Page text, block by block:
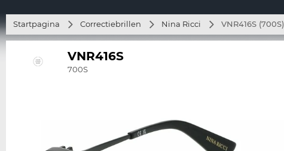
Startpagina Correctiebrillen Nina Ricci VNR416S (700S)
VNR416S
700S